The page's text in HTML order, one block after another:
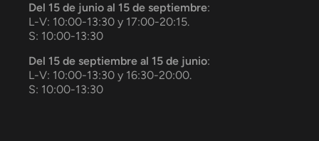
Del 15 de junio al 15 de septiembre:
L-V: 10:00-13:30 y 17:00-20:15.
S: 10:00-13:30
Del 15 de septiembre al 15 de junio:
L-V: 10:00-13:30 y 16:30-20:00.
S: 10:00-13:30